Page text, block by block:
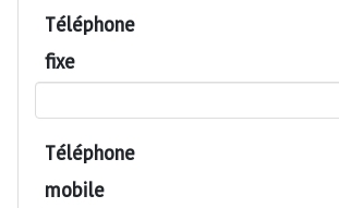
Téléphone
fixe
Téléphone
mobile